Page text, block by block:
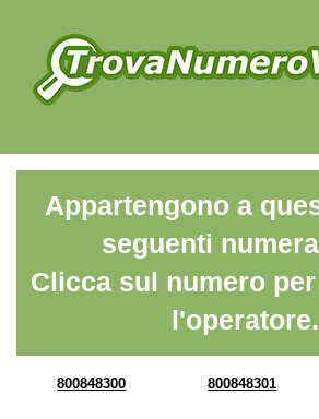
Appartengono a
seguenti
Clicca sul numero
l'operatore.
800848300 800848301